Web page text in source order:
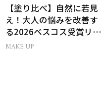
【塗り比べ】自然に若見
え！大人の悩みを改善す
る2026ベスコス受賞リッ
プTOP3
MAKE UP